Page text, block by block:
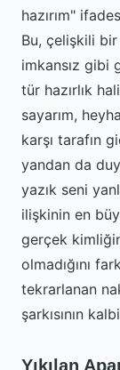
hazırım"
Bu, çelişkili
imkansız gibi
tür hazırlık
sayarım,
karşı tarafın
yandan da
yazık seni
ilişkinin en
gerçek
olmadığını
tekrarlanan
şarkısının
Yıkılan